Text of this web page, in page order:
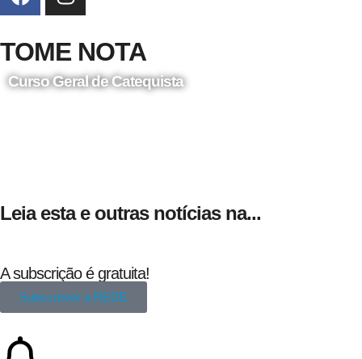
TOME NOTA
Curso Geral de Catequista
Leia esta e outras notícias na...
A subscrição é gratuita!
Subscrever a REDE